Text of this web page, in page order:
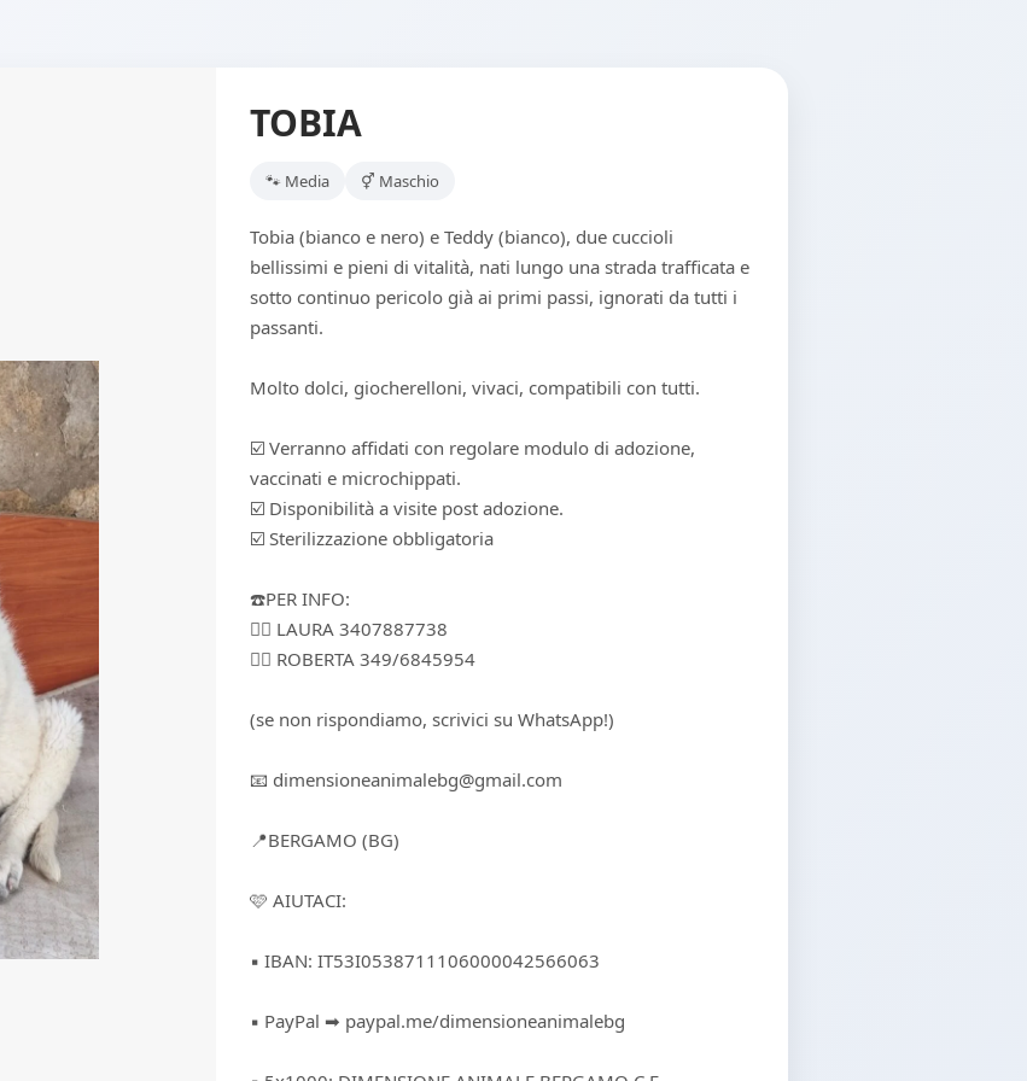
TOBIA
🐾 Media ⚥ Maschio
Tobia (bianco e nero) e Teddy (bianco), due cuccioli
bellissimi e pieni di vitalità, nati lungo una strada trafficata e
sotto continuo pericolo già ai primi passi, ignorati da tutti i
passanti.
Molto dolci, giocherelloni, vivaci, compatibili con tutti.
☑️ Verranno affidati con regolare modulo di adozione,
vaccinati e microchippati.
☑️ Disponibilità a visite post adozione.
☑️ Sterilizzazione obbligatoria
☎️PER INFO:
👉🏻 LAURA ‪3407887738
👉🏻 ROBERTA 349/6845954
(se non rispondiamo, scrivici su WhatsApp!)
📧 dimensioneanimalebg@gmail.com
📍BERGAMO (BG)
🩷 AIUTACI:
▪️ IBAN: IT53I0538711106000042566063
▪️ PayPal ➡ paypal.me/dimensioneanimalebg